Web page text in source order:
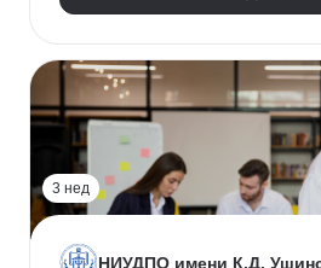
3 нед
НИУДПО имени К.Д.